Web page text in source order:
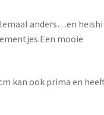
anders…en heishi
mooie
kan ook prima en